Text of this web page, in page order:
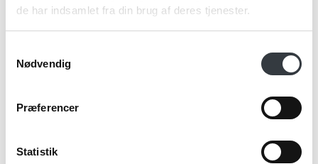
de har indsamlet fra din brug af deres tjenester.
Nødvendig
Præferencer
Statistik
specialistens